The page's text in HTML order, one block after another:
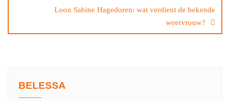
Loon Sabine Hagedoren: wat verdient de bekende
weervrouw?
BELESSA